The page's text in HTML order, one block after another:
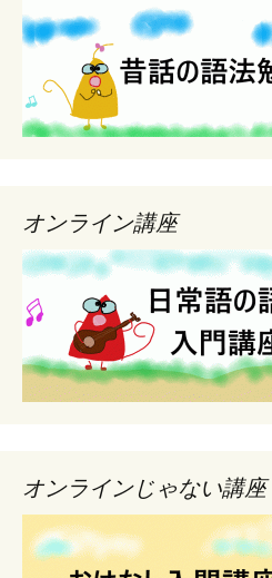
オンライン講座
オンラインじゃない講座